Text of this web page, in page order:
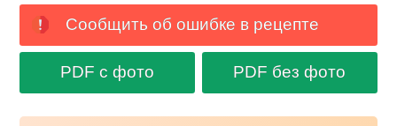
Сообщить об ошибке в рецепте
PDF с фото PDF без фото